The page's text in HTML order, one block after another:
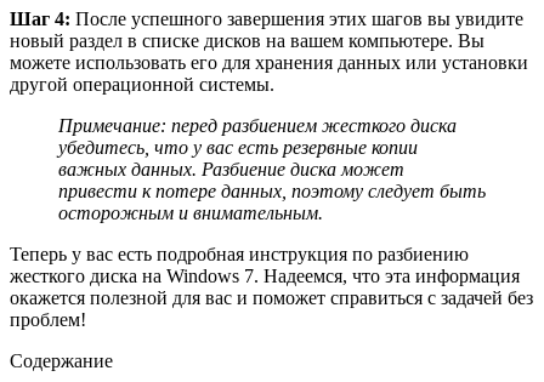
Шаг 4: После успешного завершения этих шагов вы увидите
новый раздел в списке дисков на вашем компьютере. Вы
можете использовать его для хранения данных или установки
другой операционной системы.
Примечание: перед разбиением жесткого диска
убедитесь, что у вас есть резервные копии
важных данных. Разбиение диска может
привести к потере данных, поэтому следует быть
осторожным и внимательным.
Теперь у вас есть подробная инструкция по разбиению
жесткого диска на Windows 7. Надеемся, что эта информация
окажется полезной для вас и поможет справиться с задачей без
проблем!
Содержание